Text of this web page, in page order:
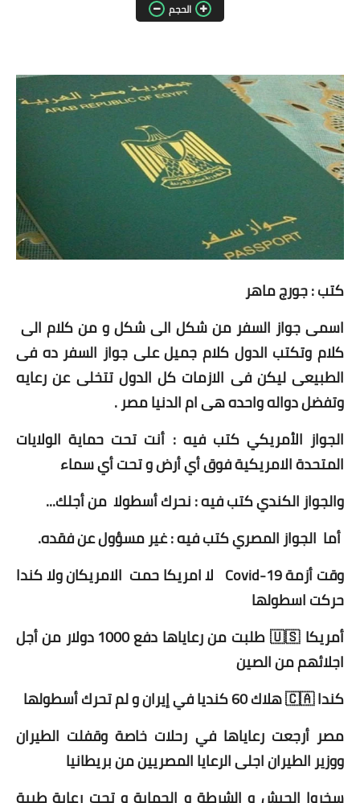
مقالات واراء
القاهرة
القليوبية
الجيزة
أسيوط
شمال سيناء
أخبار الرياضة
أخبار الفن
صحة
البوابة التعليمية
المزيد
اقتصاد
حكاية صورة
حوادث
الحجم
كتب : جورج ماهر
اسمى جواز السفر من شكل الى شكل و من كلام الى
كلام وتكتب الدول كلام جميل على جواز السفر ده فى
الطبيعى ليكن فى الازمات كل الدول تتخلى عن رعايه
وتفضل دواله واحده هى ام الدنيا مصر .
الجواز الأمريكي كتب فيه : أنت تحت حماية الولايات
المتحدة الامريكية فوق أي أرض و تحت أي سماء
والجواز الكندي كتب فيه : نحرك أسطولا من أجلك...
أما الجواز المصري كتب فيه : غير مسؤول عن فقده.
وقت أزمة Covid-19 لا امريكا حمت الامريكان ولا كندا
حركت اسطولها
أمريكا 🇺🇸 طلبت من رعاياها دفع 1000 دولار من أجل
اجلائهم من الصين
كندا 🇨🇦 هلاك 60 كنديا في إيران و لم تحرك أسطولها
مصر أرجعت رعاياها في رحلات خاصة وقفلت الطيران
ووزير الطيران اجلى الرعايا المصريين من بريطانيا